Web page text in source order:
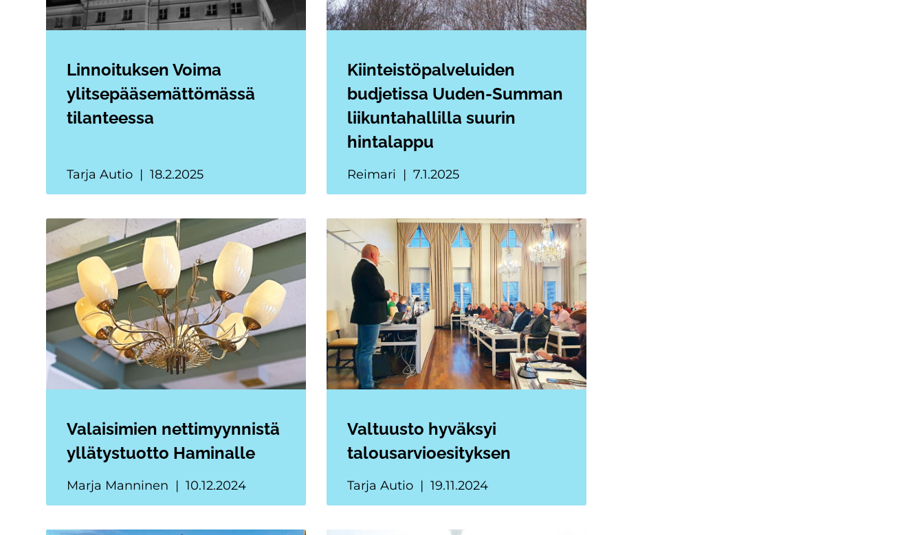
Linnoituksen Voima
ylitsepääsemättömässä
tilanteessa
Tarja Autio 18.2.2025
Kiinteistöpalveluiden
budjetissa Uuden-Summan
liikuntahallilla suurin
hintalappu
Reimari 7.1.2025
Valaisimien nettimyynnistä
yllätystuotto Haminalle
Marja Manninen 10.12.2024
Valtuusto hyväksyi
talousarvioesityksen
Tarja Autio 19.11.2024